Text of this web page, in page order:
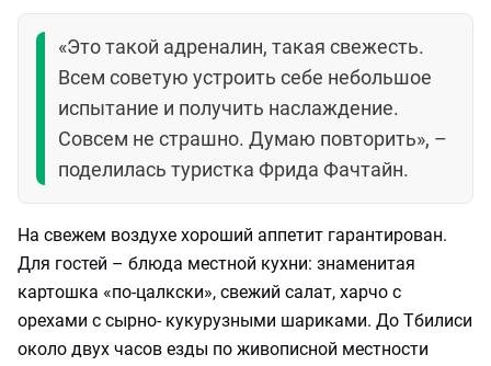
«Это такой адреналин, такая свежесть.
Всем советую устроить себе небольшое
испытание и получить наслаждение.
Совсем не страшно. Думаю повторить», –
поделилась туристка Фрида Фачтайн.
На свежем воздухе хороший аппетит гарантирован.
Для гостей – блюда местной кухни: знаменитая
картошка «по-цалкски», свежий салат, харчо с
орехами с сырно- кукурузными шариками. До Тбилиси
около двух часов езды по живописной местности